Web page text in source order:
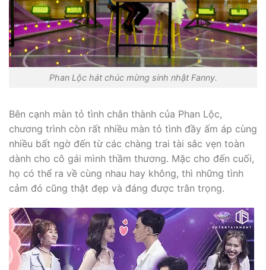
Phan Lộc hát chúc mừng sinh nhật Fanny.
Bên cạnh màn tỏ tình chân thành của Phan Lộc,
chương trình còn rất nhiều màn tỏ tình đầy ấm áp cùng
nhiều bất ngờ đến từ các chàng trai tài sắc vẹn toàn
dành cho cô gái mình thầm thương. Mặc cho đến cuối,
họ có thể ra về cùng nhau hay không, thì những tình
cảm đó cũng thật đẹp và đáng được trân trọng.